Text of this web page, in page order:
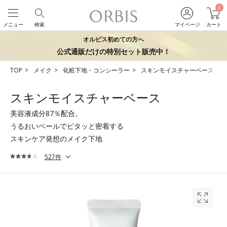
マイページ
0
カート
検索
メニュー
オルビス初めての方へ
公式通販だけの特別セット販売中！
TOP メイク 化粧下地・コンシーラー スキンモイスチャーベース
スキンモイスチャーベース
美容液成分87％配合。
うるおいベールでピタッと密着する
スキンケア発想のメイク下地
527件